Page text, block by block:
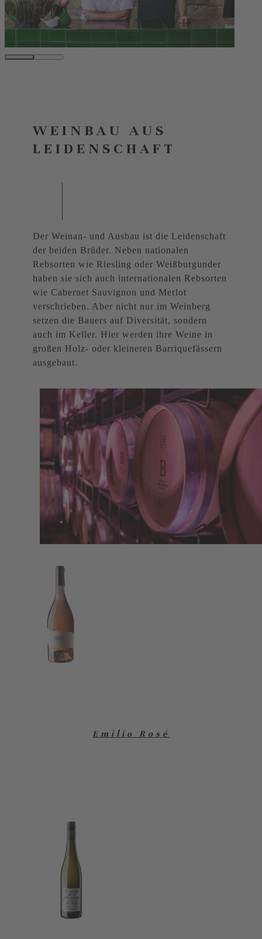
WEINBAU AUS
LEIDENSCHAFT
Der Weinan- und Ausbau ist die Leidenschaft
der beiden Brüder. Neben nationalen
Rebsorten wie Riesling oder Weißburgunder
haben sie sich auch internationalen Rebsorten
wie Cabernet Sauvignon und Merlot
verschrieben. Aber nicht nur im Weinberg
setzen die Bauers auf Diversität, sondern
auch im Keller. Hier werden ihre Weine in
großen Holz- oder kleineren Barriquefässern
ausgebaut.
Emilio Rosé